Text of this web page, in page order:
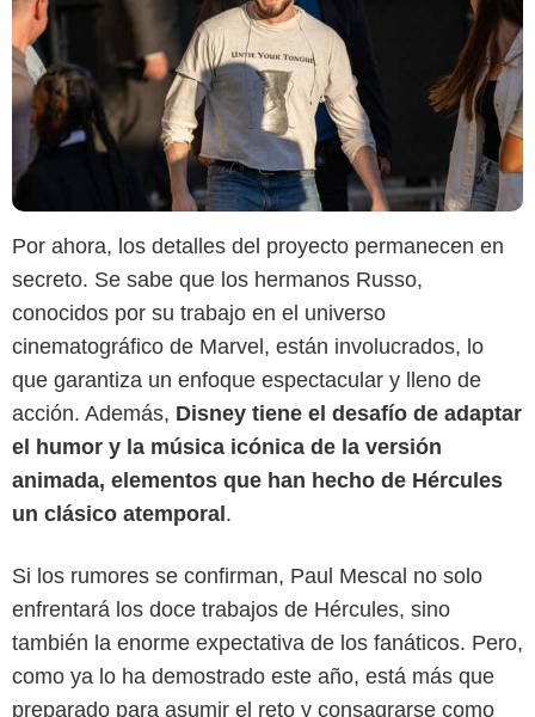
Por ahora, los detalles del proyecto permanecen en
secreto. Se sabe que los hermanos Russo,
conocidos por su trabajo en el universo
cinematográfico de Marvel, están involucrados, lo
que garantiza un enfoque espectacular y lleno de
acción. Además, Disney tiene el desafío de adaptar
el humor y la música icónica de la versión
animada, elementos que han hecho de Hércules
un clásico atemporal.
Si los rumores se confirman, Paul Mescal no solo
enfrentará los doce trabajos de Hércules, sino
también la enorme expectativa de los fanáticos. Pero,
como ya lo ha demostrado este año, está más que
preparado para asumir el reto y consagrarse como